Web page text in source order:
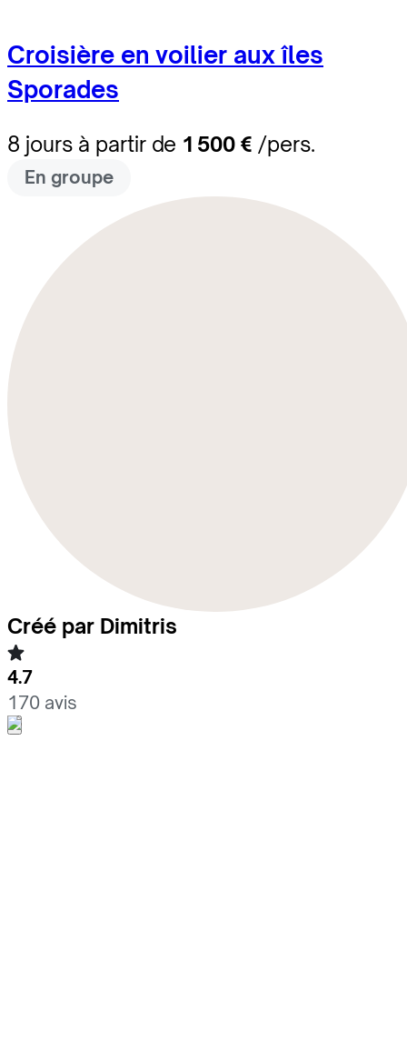
Croisière en voilier aux îles
Sporades
8 jours à partir de 1 500 € /pers.
En groupe
Créé par Dimitris
4.7
170 avis